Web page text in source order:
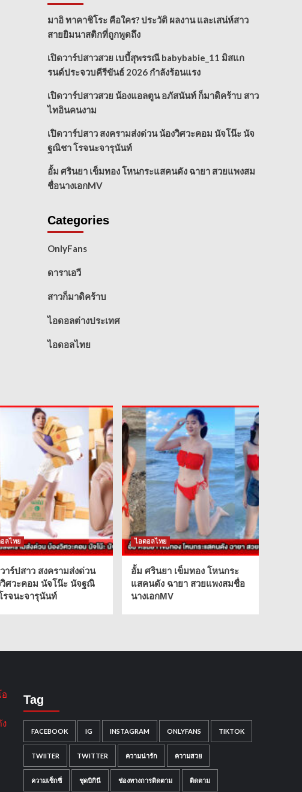
มาอิ ทาคาชิโระ คือใคร? ประวัติ ผลงาน และเสน่ห์สาว
สายยิมนาสติกที่ถูกพูดถึง
เปิดวาร์ปสาวสวย เบบี้สุพรรณี babybabie_11 มิสแก
รนด์ประจวบคีรีขันธ์ 2026 กำลังร้อนแรง
เปิดวาร์ปสาวสวย น้องแอลตูน อภัสนันท์ ก็มาดิคร้าบ สาว
ไทอินคนงาม
เปิดวาร์ปสาว สงครามส่งด่วน น้องวิศวะคอม นัจโน๊ะ นัจ
ฐณิชา โรจนะจารุนันท์
อั้ม ศรินยา เข็มทอง โหนกระแสคนดัง ฉายา สวยแพงสม
ชื่อนางเอกMV
Categories
OnlyFans
ดาราเอวี
สาวก็มาดิคร้าบ
ไอดอลต่างประเทศ
ไอดอลไทย
ลไทย
าร์ปสาว สงครามส่งด่วน
วิศวะคอม นัจโน๊ะ นัจฐณิ
รจนะจารุนันท์
ไอดอลไทย
อั้ม ศรินยา เข็มทอง โหนกระ
แสคนดัง ฉายา สวยแพงสมชื่อ
นางเอกMV
Tag
FACEBOOK IG INSTAGRAM ONLYFANS TIKTOK
TWIITER TWITTER ความน่ารัก ความสวย
ความเซ็กซี่ ชุดบิกินี ช่องทางการติดตาม ติดตาม